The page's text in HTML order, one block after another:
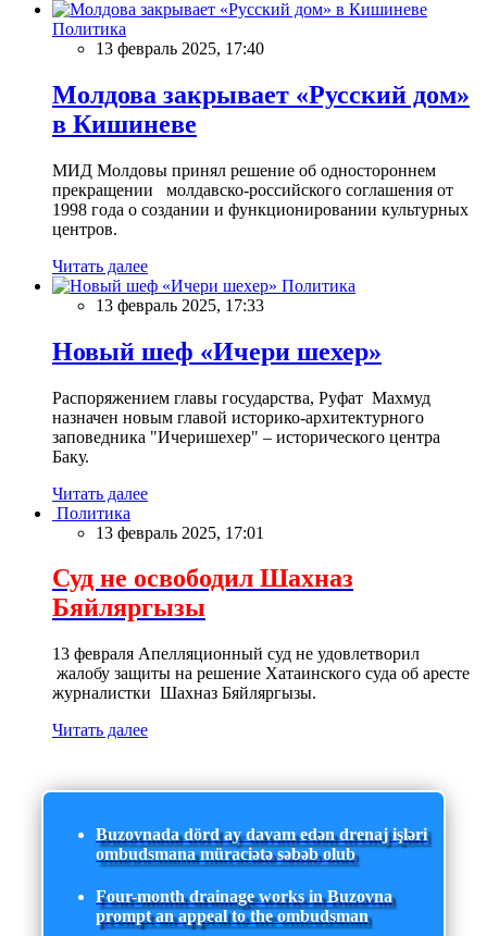
Политика
13 февраль 2025, 17:40
Молдова закрывает «Русский дом»
в Кишиневе
МИД Молдовы принял решение об одностороннем
прекращении молдавско-российского соглашения от
1998 года о создании и функционировании культурных
центров.
Читать далее
Политика
13 февраль 2025, 17:33
Новый шеф «Ичери шехер»
Распоряжением главы государства, Руфат Махмуд
назначен новым главой историко-архитектурного
заповедника "Ичеришехер" – исторического центра
Баку.
Читать далее
Политика
13 февраль 2025, 17:01
Суд не освободил Шахназ
Бяйляргызы
13 февраля Апелляционный суд не удовлетворил
жалобу защиты на решение Хатаинского суда об аресте
журналистки Шахназ Бяйляргызы.
Читать далее
Buzovnada dörd ay davam edən drenaj işləri
ombudsmana müraciətə səbəb olub
Four-month drainage works in Buzovna
prompt an appeal to the ombudsman